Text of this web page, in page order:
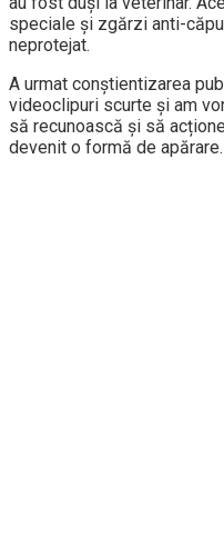
speciale și zgărzi anti-
neprotejat.
A urmat conștientizarea
videoclipuri scurte și am
să recunoască și să
devenit o formă de apărare.